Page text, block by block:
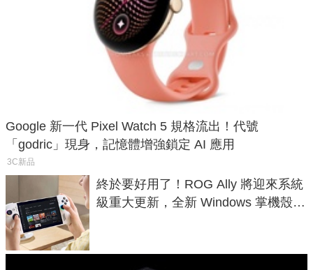
Google 新一代 Pixel Watch 5 規格流出！代號
「godric」現身，記憶體增強鎖定 AI 應用
3C新品
終於要好用了！ROG Ally 將迎來系統
級重大更新，全新 Windows 掌機殼模